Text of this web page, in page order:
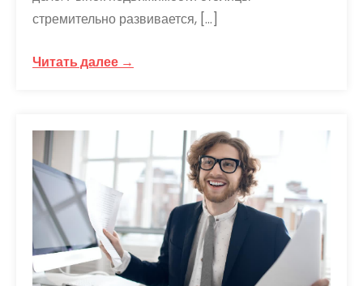
стремительно развивается, […]
Читать далее →